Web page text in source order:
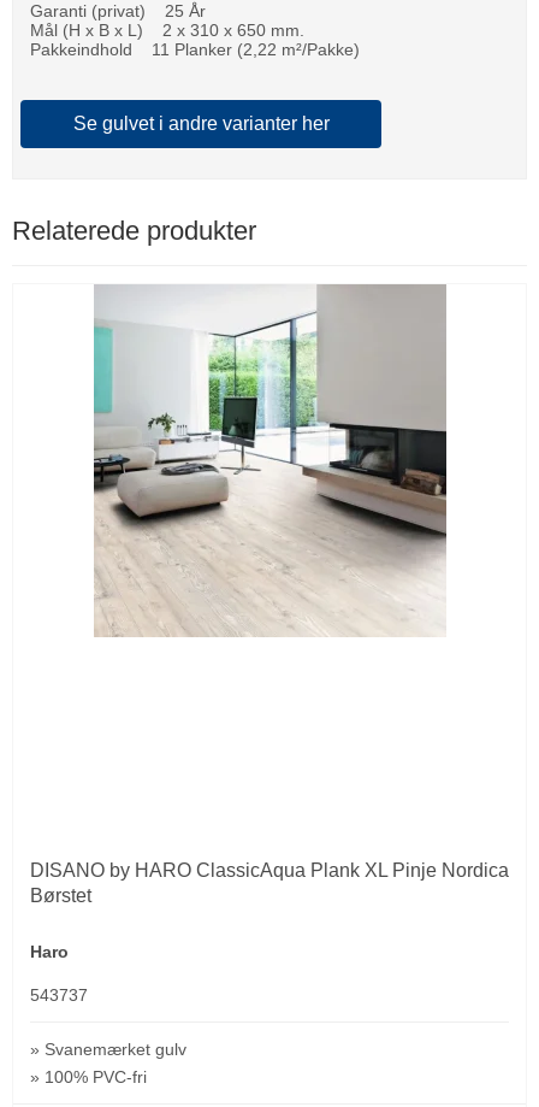
Garanti (privat) 25 År
Mål (H x B x L) 2 x 310 x 650 mm.
Pakkeindhold 11 Planker (2,22 m²/Pakke)
Se gulvet i andre varianter her
Relaterede produkter
DISANO by HARO ClassicAqua Plank XL Pinje Nordica
Børstet
Haro
543737
» Svanemærket gulv
» 100% PVC-fri